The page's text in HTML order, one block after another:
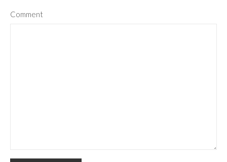
Comment